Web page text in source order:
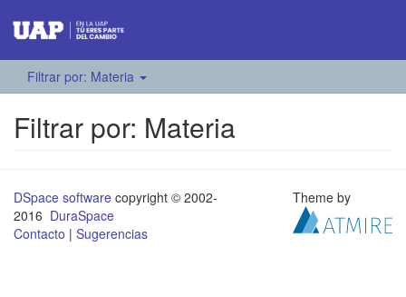
Filtrar por: Materia
Filtrar por: Materia
DSpace software copyright © 2002-
2016 DuraSpace
Contacto | Sugerencias
Theme by